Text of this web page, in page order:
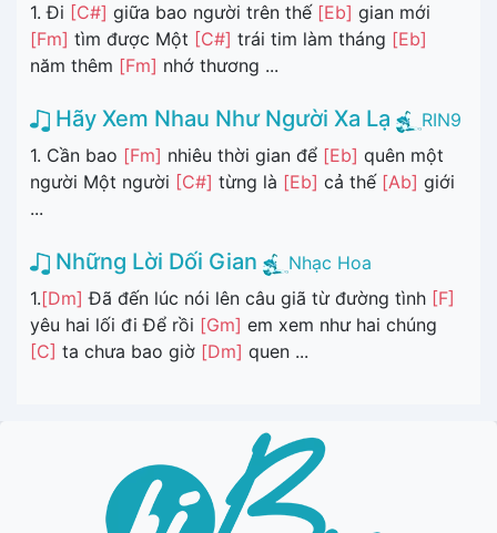
1. Đi [C#] giữa bao người trên thế [Eb] gian mới
[Fm] tìm được Một [C#] trái tim làm tháng [Eb]
năm thêm [Fm] nhớ thương ...
Hãy Xem Nhau Như Người Xa Lạ
RIN9
1. Cần bao [Fm] nhiêu thời gian để [Eb] quên một
người Một người [C#] từng là [Eb] cả thế [Ab] giới
...
Những Lời Dối Gian
Nhạc Hoa
1.[Dm] Đã đến lúc nói lên câu giã từ đường tình [F]
yêu hai lối đi Để rồi [Gm] em xem như hai chúng
[C] ta chưa bao giờ [Dm] quen ...